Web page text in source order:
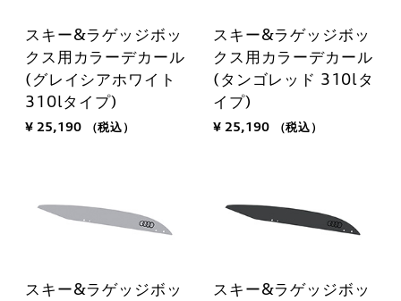
スキー&ラゲッジボッ
クス用カラーデカール
(グレイシアホワイト
310lタイプ)
¥ 25,190 （税込）
スキー&ラゲッジボッ
クス用カラーデカール
(タンゴレッド 310lタ
イプ)
¥ 25,190 （税込）
スキー&ラゲッジボッ
スキー&ラゲッジボッ